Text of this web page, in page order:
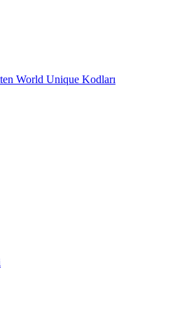
World Unique Kodları